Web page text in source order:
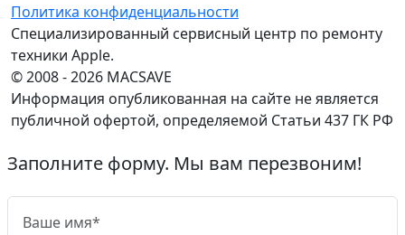
Политика конфиденциальности
Специализированный сервисный центр по ремонту
техники Apple.
© 2008 - 2026 MACSAVE
Информация опубликованная на сайте не является
публичной офертой, определяемой Статьи 437 ГК РФ
Заполните форму. Мы вам перезвоним!